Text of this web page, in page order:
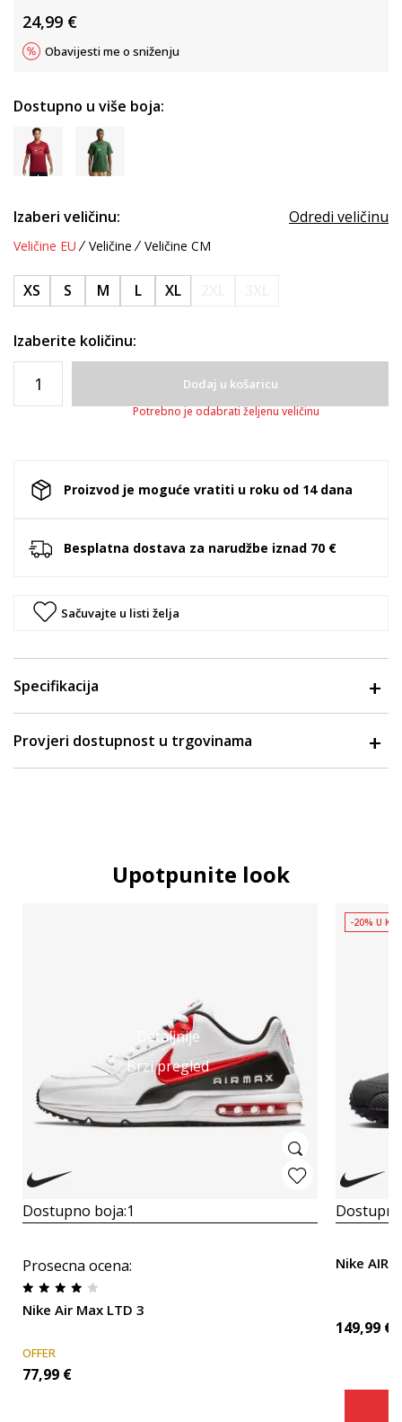
24,99 €
Obavijesti me o sniženju
Dostupno u više boja:
Izaberi veličinu: Odredi veličinu
Veličine EU Veličine Veličine CM
XS S M L XL
Izaberite količinu:
Dodaj u košaricu
Potrebno je odabrati željenu veličinu
Proizvod je moguće vratiti u roku od 14 dana
Besplatna dostava za narudžbe iznad 70 €
Sačuvajte u listi želja
Specifikacija
Provjeri dostupnost u trgovinama
Upotpunite look
Detaljnije
Brzi pregled
Dostupno boja:1
Prosecna ocena:
Nike Air Max LTD 3
OFFER
77,99 €
-20% U
Nike AIR
149,99 €